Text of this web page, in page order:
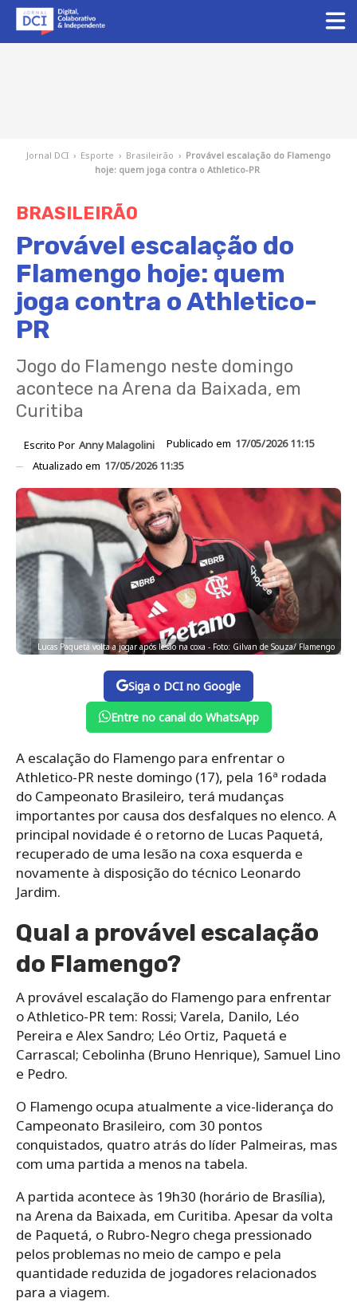
Jornal DCI › Esporte › Brasileirão › Provável escalação do Flamengo
hoje: quem joga contra o Athletico-PR
BRASILEIRÃO
Provável escalação do
Flamengo hoje: quem
joga contra o Athletico-
PR
Jogo do Flamengo neste domingo
acontece na Arena da Baixada, em
Curitiba
Escrito Por Anny Malagolini Publicado em 17/05/2026 11:15
Atualizado em 17/05/2026 11:35
Lucas Paquetá volta a jogar após lesão na coxa - Foto: Gilvan de Souza/ Flamengo
Siga o DCI no Google
Entre no canal do WhatsApp
A escalação do Flamengo para enfrentar o
Athletico-PR neste domingo (17), pela 16ª rodada
do Campeonato Brasileiro, terá mudanças
importantes por causa dos desfalques no elenco. A
principal novidade é o retorno de Lucas Paquetá,
recuperado de uma lesão na coxa esquerda e
novamente à disposição do técnico Leonardo
Jardim.
Qual a provável escalação
do Flamengo?
A provável escalação do Flamengo para enfrentar
o Athletico-PR tem: Rossi; Varela, Danilo, Léo
Pereira e Alex Sandro; Léo Ortiz, Paquetá e
Carrascal; Cebolinha (Bruno Henrique), Samuel Lino
e Pedro.
O Flamengo ocupa atualmente a vice-liderança do
Campeonato Brasileiro, com 30 pontos
conquistados, quatro atrás do líder Palmeiras, mas
com uma partida a menos na tabela.
A partida acontece às 19h30 (horário de Brasília),
na Arena da Baixada, em Curitiba. Apesar da volta
de Paquetá, o Rubro-Negro chega pressionado
pelos problemas no meio de campo e pela
quantidade reduzida de jogadores relacionados
para a viagem.